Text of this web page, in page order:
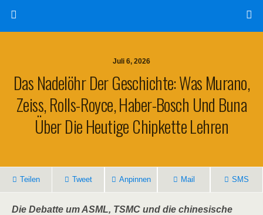
Juli 6, 2026
Das Nadelöhr Der Geschichte: Was Murano,
Zeiss, Rolls-Royce, Haber-Bosch Und Buna
Über Die Heutige Chipkette Lehren
Teilen Tweet Anpinnen Mail SMS
Die Debatte um ASML, TSMC und die chinesische